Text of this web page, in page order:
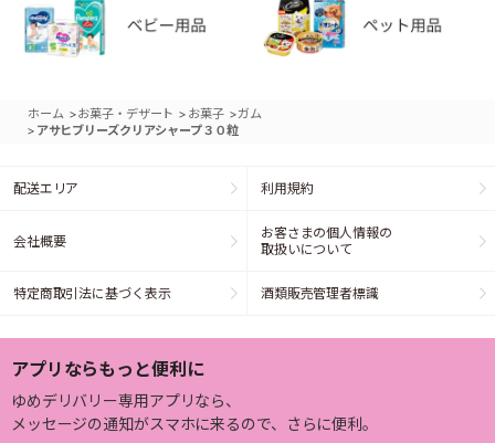
ホーム >お菓子・デザート > お菓子 >ガム
> アサヒブリーズクリアシャープ３０粒
配送エリア 利用規約
会社概要
お客さまの個人情報の
取扱いについて
特定商取引法に基づく表示 酒類販売管理者標識
アプリならもっと便利に
ゆめデリバリー専用アプリなら、
メッセージの通知がスマホに来るので、さらに便利。